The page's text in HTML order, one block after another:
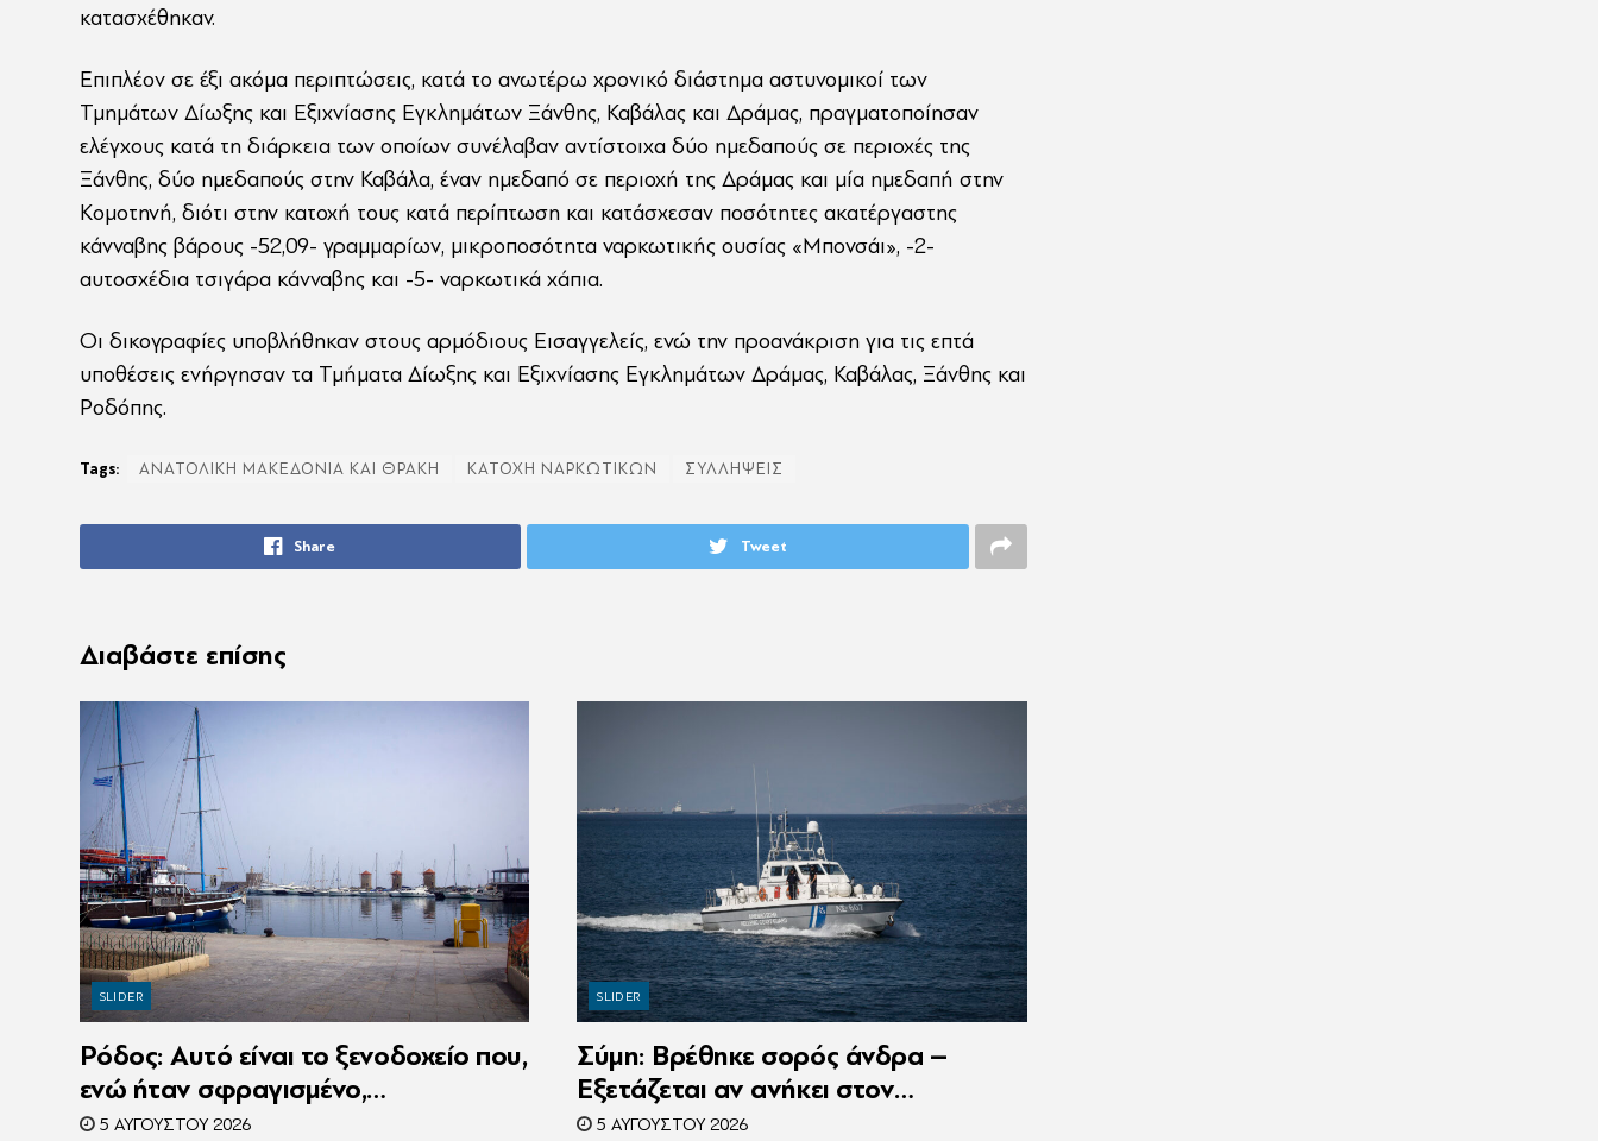
κατασχέθηκαν.
Επιπλέον σε έξι ακόμα περιπτώσεις, κατά το ανωτέρω χρονικό διάστημα αστυνομικοί των
Τμημάτων Δίωξης και Εξιχνίασης Εγκλημάτων Ξάνθης, Καβάλας και Δράμας, πραγματοποίησαν
ελέγχους κατά τη διάρκεια των οποίων συνέλαβαν αντίστοιχα δύο ημεδαπούς σε περιοχές της
Ξάνθης, δύο ημεδαπούς στην Καβάλα, έναν ημεδαπό σε περιοχή της Δράμας και μία ημεδαπή στην
Κομοτηνή, διότι στην κατοχή τους κατά περίπτωση και κατάσχεσαν ποσότητες ακατέργαστης
κάνναβης βάρους -52,09- γραμμαρίων, μικροποσότητα ναρκωτικής ουσίας «Μπονσάι», -2-
αυτοσχέδια τσιγάρα κάνναβης και -5- ναρκωτικά χάπια.
Οι δικογραφίες υποβλήθηκαν στους αρμόδιους Εισαγγελείς, ενώ την προανάκριση για τις επτά
υποθέσεις ενήργησαν τα Τμήματα Δίωξης και Εξιχνίασης Εγκλημάτων Δράμας, Καβάλας, Ξάνθης και
Ροδόπης.
Tags: ΑΝΑΤΟΛΙΚΗ ΜΑΚΕΔΟΝΙΑ ΚΑΙ ΘΡΑΚΗ ΚΑΤΟΧΗ ΝΑΡΚΩΤΙΚΩΝ ΣΥΛΛΗΨΕΙΣ
Share Tweet
Διαβάστε επίσης
SLIDER
Ρόδος: Αυτό είναι το ξενοδοχείο που,
ενώ ήταν σφραγισμένο,
λειτουργούσε κανονικά με 216
5 ΑΥΓΟΎΣΤΟΥ 2026
SLIDER
Σύμη: Βρέθηκε σορός άνδρα –
Εξετάζεται αν ανήκει στον
αγνοούμενο Γερμανό τουρίστα
5 ΑΥΓΟΎΣΤΟΥ 2026